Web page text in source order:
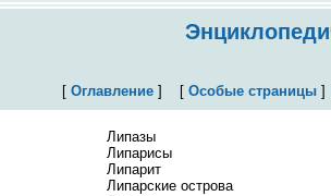
[ Оглавление] [ Особые страницы
Липазы
Липарисы
Липарит
Липарские острова